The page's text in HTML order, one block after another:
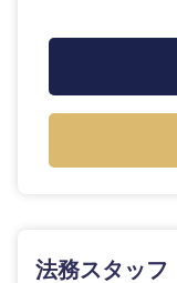
法務スタッフ